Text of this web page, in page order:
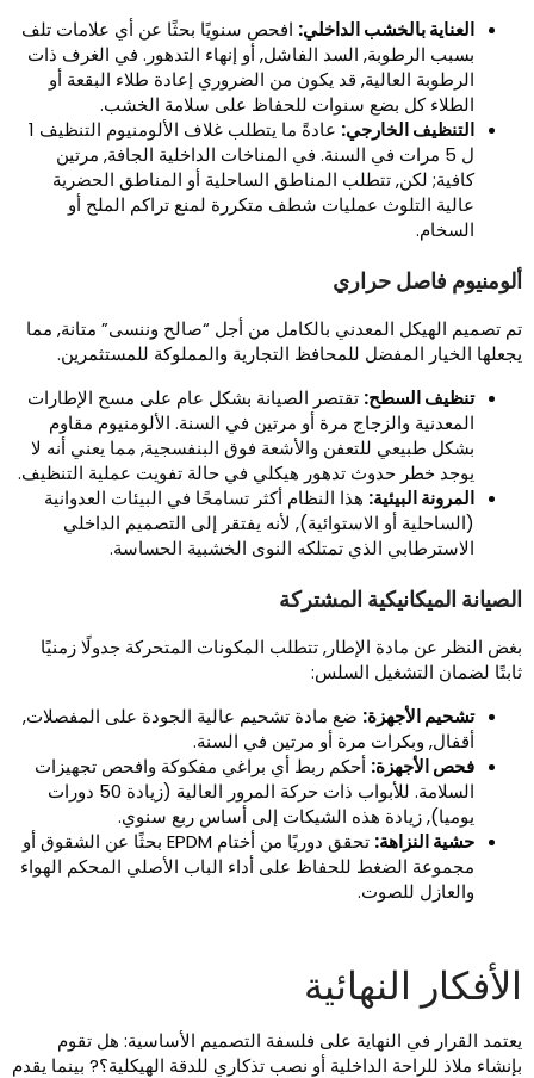
العناية بالخشب الداخلي:افحص سنويًا بحثًا عن أي علامات تلف
بسبب الرطوبة, السد الفاشل, أو إنهاء التدهور. في الغرف ذات
الرطوبة العالية, قد يكون من الضروري إعادة طلاء البقعة أو
الطلاء كل بضع سنوات للحفاظ على سلامة الخشب.
التنظيف الخارجي:
عادةً ما يتطلب غلاف الألومنيوم التنظيف 1
ل 5 مرات في السنة. في المناخات الداخلية الجافة, مرتين
كافية; لكن, تتطلب المناطق الساحلية أو المناطق الحضرية
عالية التلوث عمليات شطف متكررة لمنع تراكم الملح أو
السخام.
فاصل حراري
تصميم الهيكل المعدني بالكامل من أجل “صالح وننسى” متانة, مما
الخيار المفضل للمحافظ التجارية والمملوكة للمستثمرين.
تنظيف السطح:تقتصر الصيانة بشكل عام على مسح الإطارات
المعدنية والزجاج مرة أو مرتين في السنة. الألومنيوم مقاوم
بشكل طبيعي للتعفن والأشعة فوق البنفسجية, مما يعني أنه لا
يوجد خطر حدوث تدهور هيكلي في حالة تفويت عملية التنظيف.
المرونة البيئية:هذا النظام أكثر تسامحًا في البيئات العدوانية
(الساحلية أو الاستوائية), لأنه يفتقر إلى التصميم الداخلي
الاسترطابي الذي تمتلكه النوى الخشبية الحساسة.
الميكانيكية المشتركة
النظر عن مادة الإطار, تتطلب المكونات المتحركة جدولًا زمنيًا
لضمان التشغيل السلس:
تشحيم الأجهزة:ضع مادة تشحيم عالية الجودة على المفصلات,
أقفال, وبكرات مرة أو مرتين في السنة.
فحص الأجهزة:أحكم ربط أي براغي مفكوكة وافحص تجهيزات
السلامة. للأبواب ذات حركة المرور العالية (زيادة 50 دورات
يوميا), زيادة هذه الشيكات إلى أساس ربع سنوي.
حشية النزاهة:
تحقق دوريًا من أختام EPDM بحثًا عن الشقوق أو
مجموعة الضغط للحفاظ على أداء الباب الأصلي المحكم الهواء
والعازل للصوت.
النهائية
القرار في النهاية على فلسفة التصميم الأساسية: هل تقوم
ملاذ للراحة الداخلية أو نصب تذكاري للدقة الهيكلية؟? بينما يقدم